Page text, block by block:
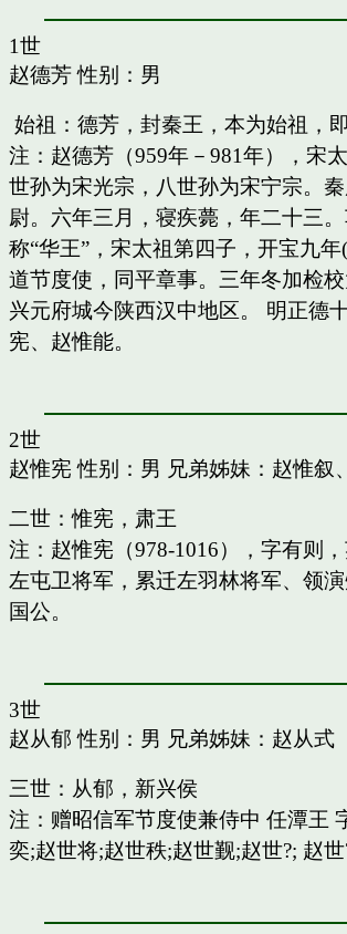
1世
赵德芳性别：男
始祖：德芳，封秦王，本为始祖，
注：赵德芳（959年－981年），宋
世孙为宋光宗，八世孙为宋宁宗。
尉。六年三月，寝疾薨，年二十三
称“华王”，宋太祖第四子，开宝九
道节度使，同平章事。三年冬加检
兴元府城今陕西汉中地区。 明正德
宪、赵惟能。
2世
赵惟宪 性别：男 兄弟姊妹： 赵惟叙、
二世：惟宪，肃王
注：赵惟宪（978-1016），字有则
左屯卫将军，累迁左羽林将军、领
国公。
3世
赵从郁 性别：男 兄弟姊妹： 赵从式
三世：从郁，新兴侯
注：赠昭信军节度使兼侍中 任潭王
奕;赵世将;赵世秩;赵世觐;赵世?; 赵世